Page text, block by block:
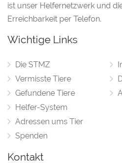
ist unser Helfernetzwerk und
Erreichbarkeit per Telefon.
Wichtige Links
Die STMZ
Vermisste Tiere
Gefundene Tiere
Helfer-System
Adressen ums Tier
Spenden
Kontakt